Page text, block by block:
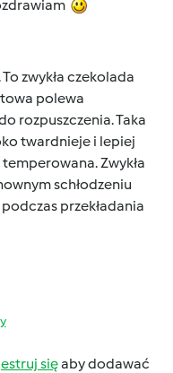
zwykła czekolada
polewa
rozpuszczenia. Taka
twardnieje i lepiej
Zwykła
schłodzeniu
przekładania
sięaby dodawać